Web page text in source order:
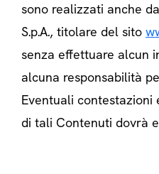
sono realizzati anche
S.p.A., titolare del sito
senza effettuare alcun
alcuna responsabilità
Eventuali
di tali Contenuti dovrà